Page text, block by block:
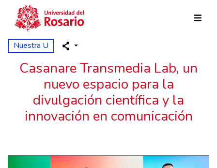
Pasar al contenido principal
Nuestra U
Casanare Transmedia Lab, un
nuevo espacio para la
divulgación científica y la
innovación en comunicación